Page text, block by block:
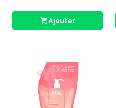
Ajouter